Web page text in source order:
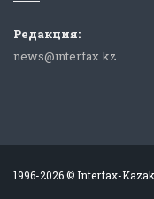
Редакция:
news@interfax.kz
1996-2026 © Interfax-